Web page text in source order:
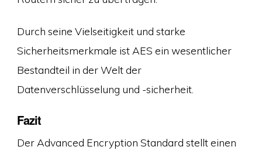
Durch seine Vielseitigkeit und starke
Sicherheitsmerkmale ist AES ein wesentlicher
Bestandteil in der Welt der
Datenverschlüsselung und -sicherheit.
Fazit
Der Advanced Encryption Standard stellt einen